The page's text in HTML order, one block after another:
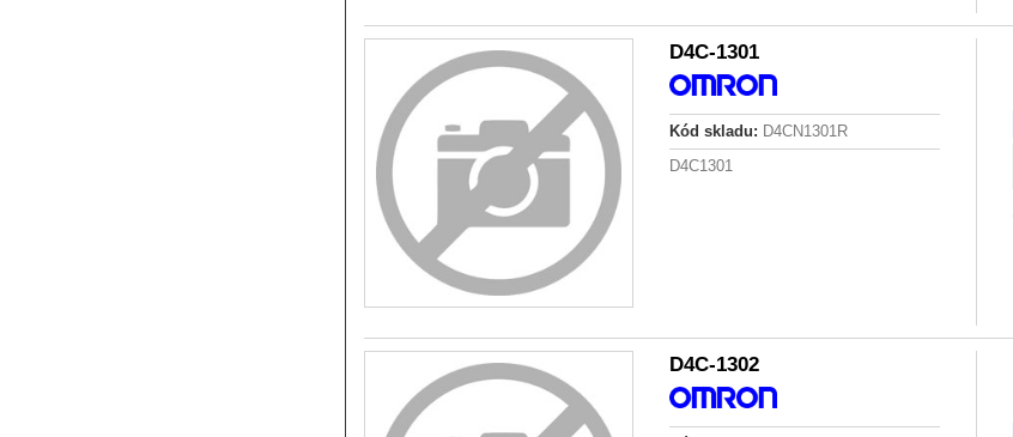
D4C-1301
Kód skladu: D4CN1301R
D4C1301
D4C-1302